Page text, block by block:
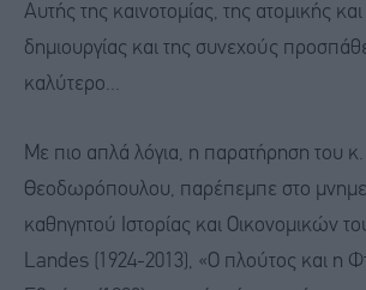
Αυτής της καινοτομίας, της ατομικής
δημιουργίας και της συνεχούς
καλύτερο...
Με πιο απλά λόγια, η παρατήρηση του
Θεοδωρόπουλου, παρέπεμπε στο
καθηγητού Ιστορίας και Οικονομικών
Landes (1924-2013), «Ο πλούτος και η